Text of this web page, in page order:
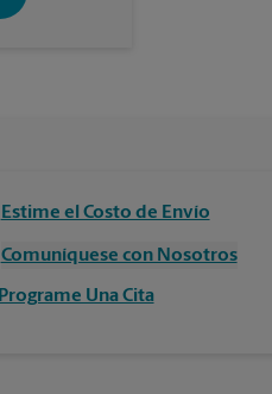
Estime el Costo de Envío
Comuníquese con Nosotros
Programe Una Cita